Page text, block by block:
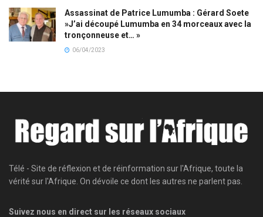
Assassinat de Patrice Lumumba : Gérard Soete
»J’ai découpé Lumumba en 34 morceaux avec la
tronçonneuse et… »
06/04/2023
Télé - Site de réflexion et de réinformation sur l'Afrique, toute la
vérité sur l'Afrique. On dévoile ce dont les autres ne parlent pas.
Suivez nous en direct sur les réseaux sociaux